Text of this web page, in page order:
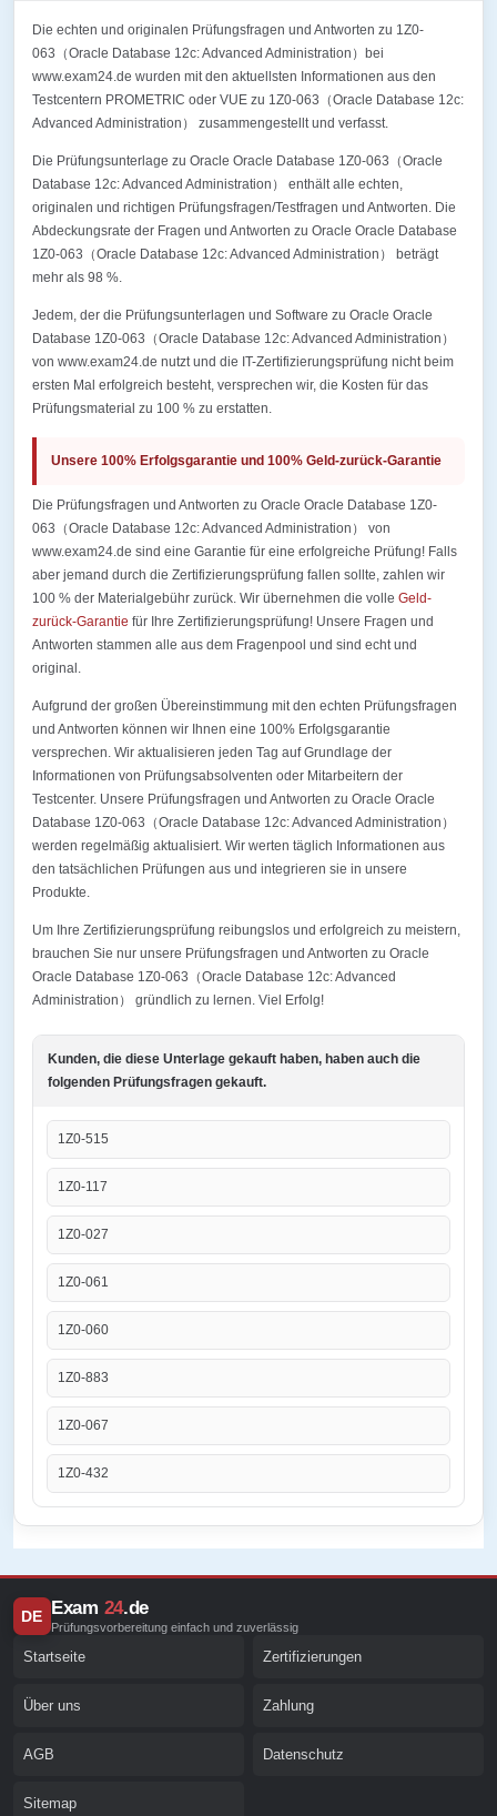
Die echten und originalen Prüfungsfragen und Antworten zu 1Z0-
063（Oracle Database 12c: Advanced Administration）bei
www.exam24.de wurden mit den aktuellsten Informationen aus den
Testcentern PROMETRIC oder VUE zu 1Z0-063（Oracle Database 12c:
Advanced Administration） zusammengestellt und verfasst.
Die Prüfungsunterlage zu Oracle Oracle Database 1Z0-063（Oracle
Database 12c: Advanced Administration） enthält alle echten,
originalen und richtigen Prüfungsfragen/Testfragen und Antworten. Die
Abdeckungsrate der Fragen und Antworten zu Oracle Oracle Database
1Z0-063（Oracle Database 12c: Advanced Administration） beträgt
mehr als 98 %.
Jedem, der die Prüfungsunterlagen und Software zu Oracle Oracle
Database 1Z0-063（Oracle Database 12c: Advanced Administration）
von www.exam24.de nutzt und die IT-Zertifizierungsprüfung nicht beim
ersten Mal erfolgreich besteht, versprechen wir, die Kosten für das
Prüfungsmaterial zu 100 % zu erstatten.
Unsere 100% Erfolgsgarantie und 100% Geld-zurück-Garantie
Die Prüfungsfragen und Antworten zu Oracle Oracle Database 1Z0-
063（Oracle Database 12c: Advanced Administration） von
www.exam24.de sind eine Garantie für eine erfolgreiche Prüfung! Falls
aber jemand durch die Zertifizierungsprüfung fallen sollte, zahlen wir
100 % der Materialgebühr zurück. Wir übernehmen die volle Geld-
zurück-Garantie für Ihre Zertifizierungsprüfung! Unsere Fragen und
Antworten stammen alle aus dem Fragenpool und sind echt und
original.
Aufgrund der großen Übereinstimmung mit den echten Prüfungsfragen
und Antworten können wir Ihnen eine 100% Erfolgsgarantie
versprechen. Wir aktualisieren jeden Tag auf Grundlage der
Informationen von Prüfungsabsolventen oder Mitarbeitern der
Testcenter. Unsere Prüfungsfragen und Antworten zu Oracle Oracle
Database 1Z0-063（Oracle Database 12c: Advanced Administration）
werden regelmäßig aktualisiert. Wir werten täglich Informationen aus
den tatsächlichen Prüfungen aus und integrieren sie in unsere
Produkte.
Um Ihre Zertifizierungsprüfung reibungslos und erfolgreich zu meistern,
brauchen Sie nur unsere Prüfungsfragen und Antworten zu Oracle
Oracle Database 1Z0-063（Oracle Database 12c: Advanced
Administration） gründlich zu lernen. Viel Erfolg!
Kunden, die diese Unterlage gekauft haben, haben auch die
folgenden Prüfungsfragen gekauft.
1Z0-515
1Z0-117
1Z0-027
1Z0-061
1Z0-060
1Z0-883
1Z0-067
1Z0-432
DE Exam 24.de
Prüfungsvorbereitung einfach und zuverlässig
Startseite Zertifizierungen
Über uns Zahlung
AGB Datenschutz
Sitemap